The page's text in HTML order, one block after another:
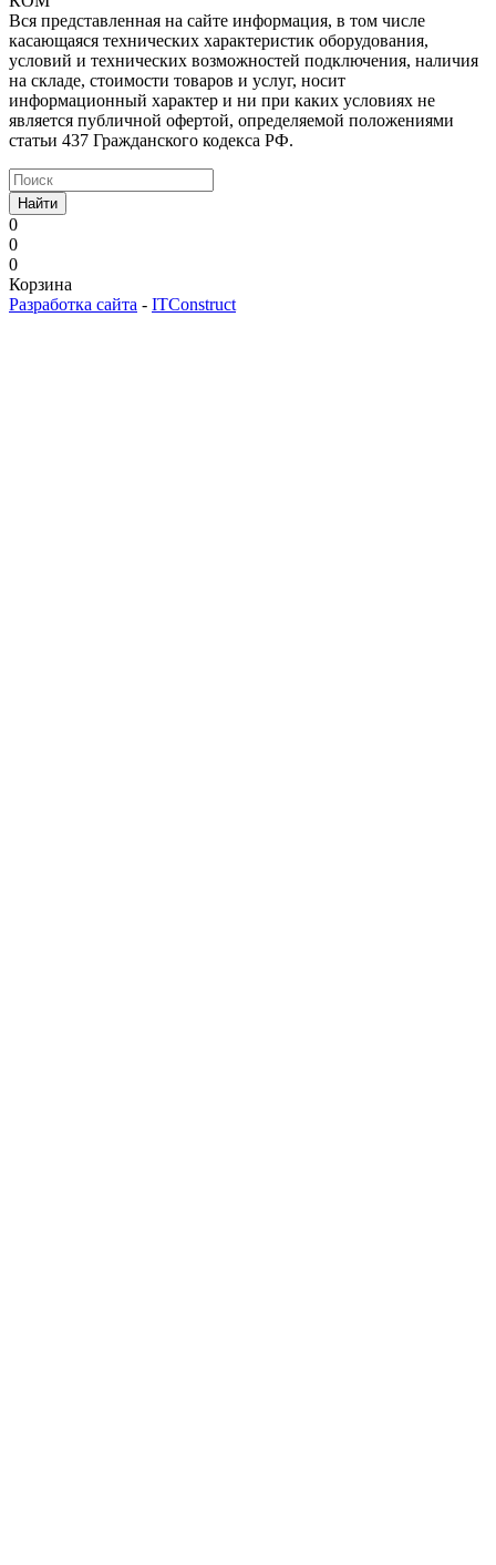
Вся представленная на сайте информация, в том числе
касающаяся технических характеристик оборудования,
условий и технических возможностей подключения, наличия
на складе, стоимости товаров и услуг, носит
информационный характер и ни при каких условиях не
является публичной офертой, определяемой положениями
статьи 437 Гражданского кодекса РФ.
Найти
0
0
0
Корзина
Разработка сайта - ITConstruct